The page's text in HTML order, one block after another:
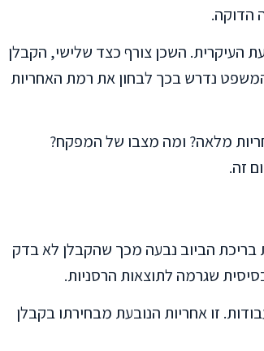
הדוקה.
העיקרית. השכן צורף כצד שלישי, הקבלן
המשפט נדרש בכך לבחון את רמת האחריות
מלאה? ומה מצבו של המפקח?
זה.
בריכת הביוב נבעה מכך שהקבלן לא בדק
שגרמה לתוצאות הרסניות.
זו אחריות הנובעת מבחירתו בקבלן